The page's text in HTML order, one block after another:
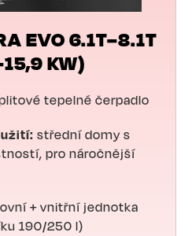
EVO 6.1T–8.1T
KW)
tepelné čerpadlo
střední domy s
pro náročnější
+ vnitřní jednotka
190/250 l)